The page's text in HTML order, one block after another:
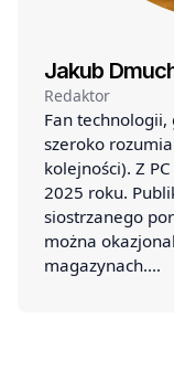
Jakub
Redaktor
Fan
szeroko
kolejności). Z
2025 roku.
siostrzanego
można
magazynach.…